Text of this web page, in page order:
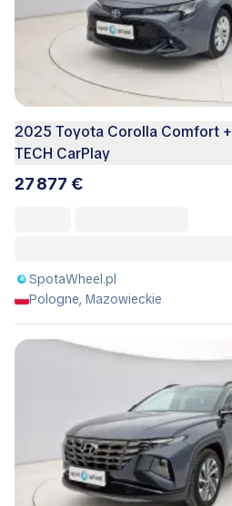
2025 Toyota Corolla Comfort +
TECH CarPlay
27 877 €
SpotaWheel.pl
Pologne, Mazowieckie